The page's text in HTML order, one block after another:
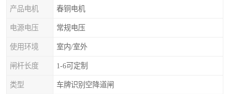
产品电机 春铜电机
电源电压 常规电压
使用环境 室内/室外
闸杆长度 1-6可定制
类型 车牌识别空降道闸